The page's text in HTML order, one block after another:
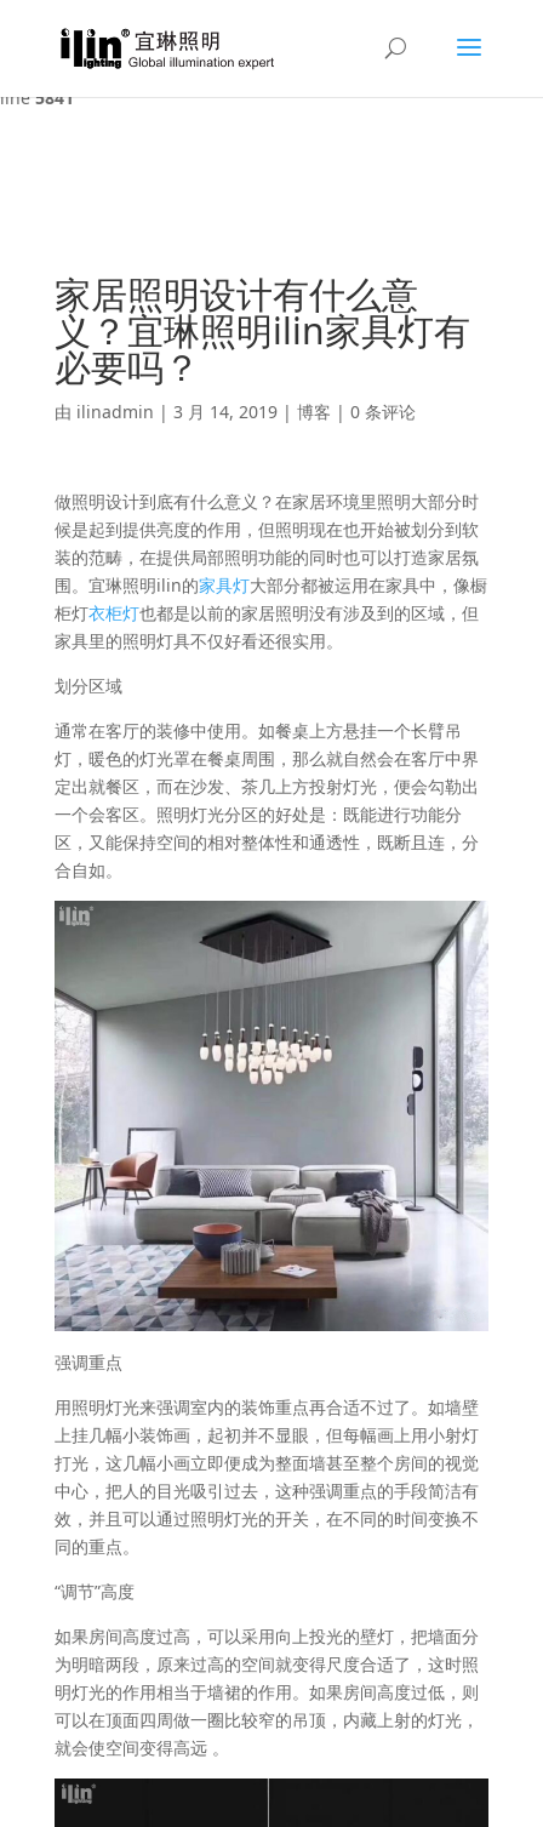
Warning : A non-numeric value encountered in
/var/www/html/ilin/wp-content/themes/Divi/functions.php
line5841
家居照明设计有什么意
义？宜琳照明ilin家具灯有
必要吗？
由 ilinadmin | 3 月 14, 2019| 博客 | 0 条评论
做照明设计到底有什么意义？在家居环境里照明大部分时
候是起到提供亮度的作用，但照明现在也开始被划分到软
装的范畴，在提供局部照明功能的同时也可以打造家居氛
围。宜琳照明ilin的家具灯大部分都被运用在家具中，像橱
柜灯衣柜灯也都是以前的家居照明没有涉及到的区域，但
家具里的照明灯具不仅好看还很实用。
划分区域
通常在客厅的装修中使用。如餐桌上方悬挂一个长臂吊
灯，暖色的灯光罩在餐桌周围，那么就自然会在客厅中界
定出就餐区，而在沙发、茶几上方投射灯光，便会勾勒出
一个会客区。照明灯光分区的好处是：既能进行功能分
区，又能保持空间的相对整体性和通透性，既断且连，分
合自如。
强调重点
用照明灯光来强调室内的装饰重点再合适不过了。如墙壁
上挂几幅小装饰画，起初并不显眼，但每幅画上用小射灯
打光，这几幅小画立即便成为整面墙甚至整个房间的视觉
中心，把人的目光吸引过去，这种强调重点的手段简洁有
效，并且可以通过照明灯光的开关，在不同的时间变换不
同的重点。
“调节”高度
如果房间高度过高，可以采用向上投光的壁灯，把墙面分
为明暗两段，原来过高的空间就变得尺度合适了，这时照
明灯光的作用相当于墙裙的作用。如果房间高度过低，则
可以在顶面四周做一圈比较窄的吊顶，内藏上射的灯光，
就会使空间变得高远 。